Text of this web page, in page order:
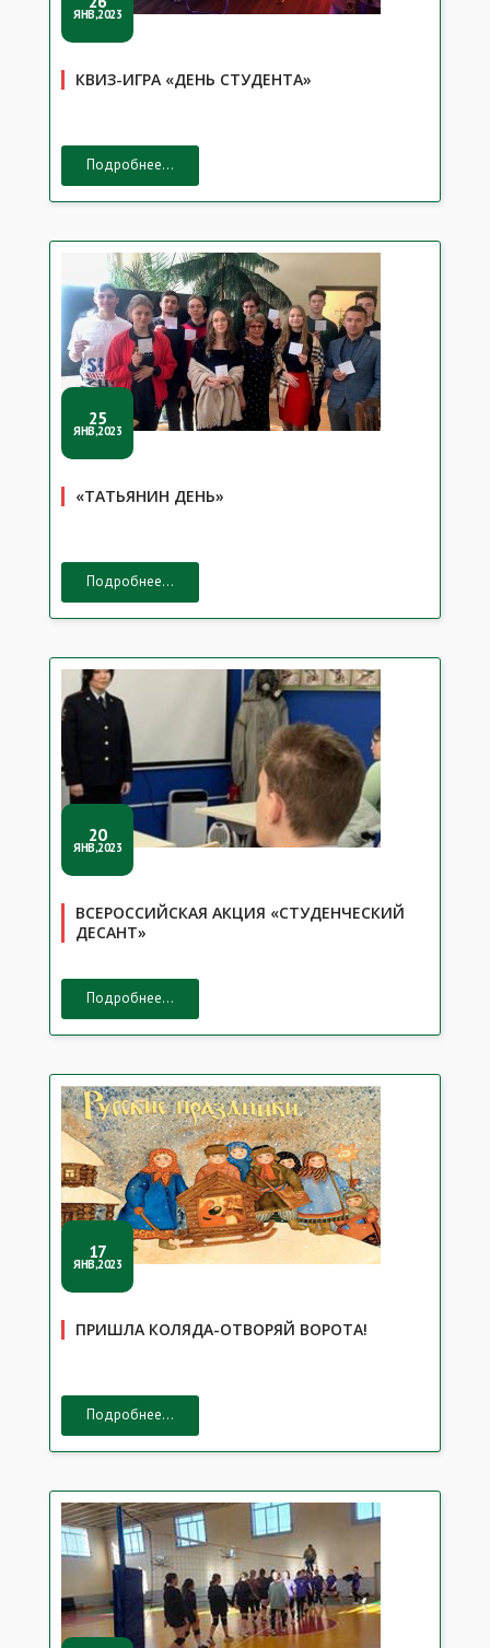
ЯНВ,2023
КВИЗ-ИГРА «ДЕНЬ СТУДЕНТА»
Подробнее...
25
ЯНВ,2023
«ТАТЬЯНИН ДЕНЬ»
Подробнее...
20
ЯНВ,2023
ВСЕРОССИЙСКАЯ АКЦИЯ «СТУДЕНЧЕСКИЙ
ДЕСАНТ»
Подробнее...
17
ЯНВ,2023
ПРИШЛА КОЛЯДА-ОТВОРЯЙ ВОРОТА!
Подробнее...